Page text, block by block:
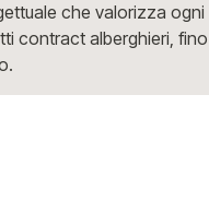
che valorizza ogni
contract alberghieri, fino